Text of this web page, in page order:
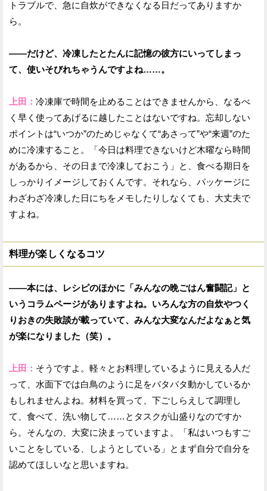
トラブルで、急に自炊ができなくなる日だってありますか
ら。
——だけど、冷凍したとたんに記憶の彼方にいってしまっ
て、使いそびれちゃうんですよね……。
上田： 冷凍庫で時間を止めることはできませんから、なるべ
く早く使ってあげるに越したことはないですね。忘却しない
ポイントは“いつか”のためじゃなくて“あさって”や“来週”のた
めに冷凍すること。「今日は料理できないけど木曜なら時間
があるから、その日まで冷凍しておこう」と、食べる期日を
しっかりイメージしておくんです。それなら、パッケージに
わざわざ冷凍した日にちをメモしたりしなくても、大丈夫で
すよね。
料理が楽しくなるコツ
——本には、レシピのほかに「みんなの晩ごはん奮闘記」と
いうコラムページがありますよね。いろんな方の自炊やつく
りおきの失敗談が載っていて、みんな大変なんだよなぁと気
が楽になりました（笑）。
上田： そうですよ。軽々とお料理しているように見える人だ
って、水面下では白鳥のように足をバタバタ動かしているか
もしれませんよね。材料を買って、下ごしらえして調理し
て、食べて、洗い物して……とタスクが山盛りなのですか
ら。そんなの、大変に決まっていますよ。「私はいつもすご
いことをしている、しようとしている」とまず自分で自分を
認めてほしいなと思いますね。